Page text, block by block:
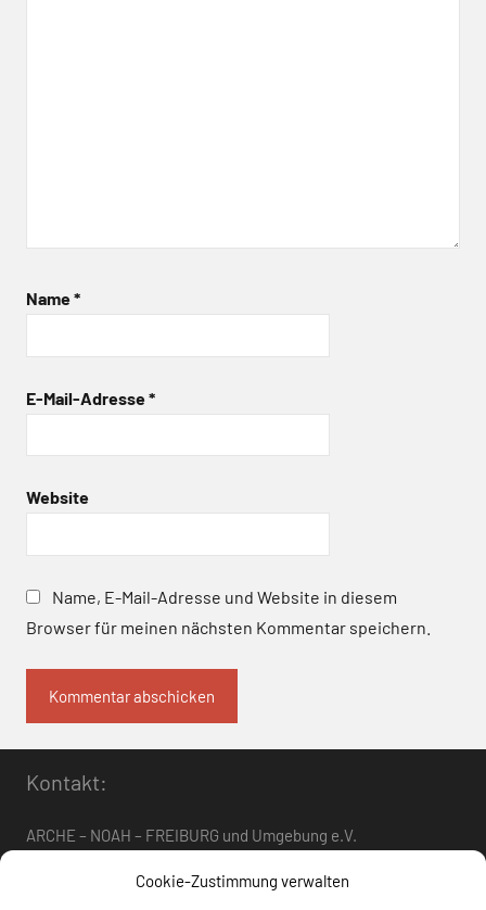
Cookie-Zustimmung verwalten
Name*
E-Mail-Adresse*
Website
Name, E-Mail-Adresse und Website in diesem
Browser für meinen nächsten Kommentar speichern.
Kontakt:
ARCHE – NOAH – FREIBURG und Umgebung e.V.
arche-noah-freiburg[at]freenet.de